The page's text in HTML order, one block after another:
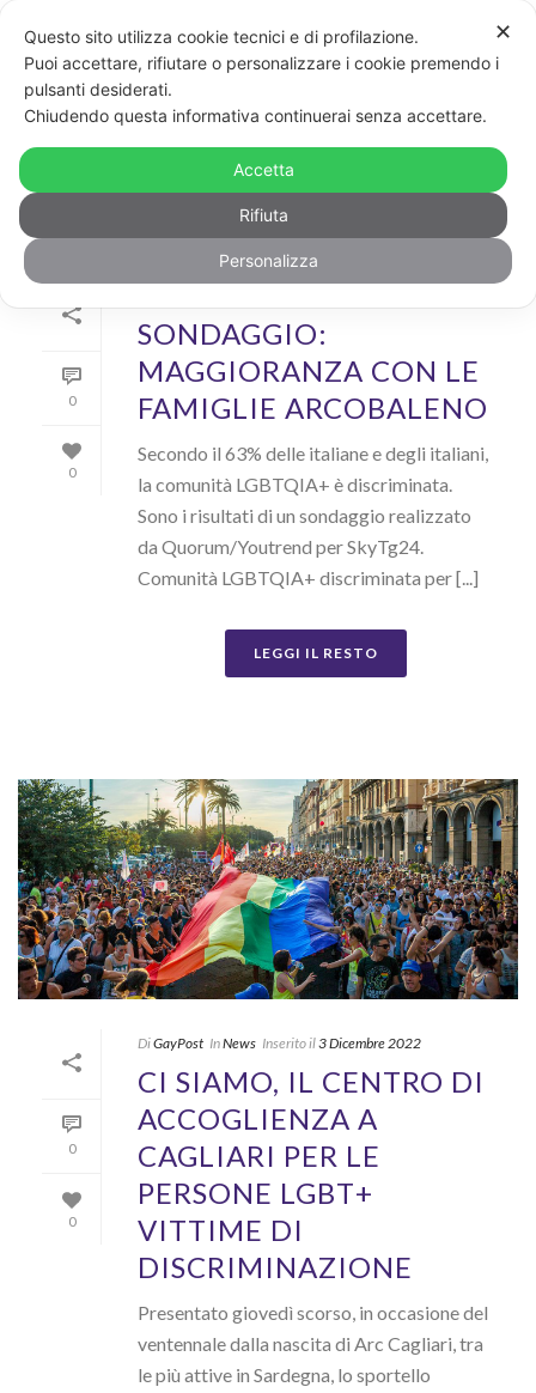
ARCHIVIO
Archivi Tag per: "discriminazioni"
0
0
SONDAGGIO:
MAGGIORANZA CON LE
FAMIGLIE ARCOBALENO
Secondo il 63% delle italiane e degli italiani,
la comunità LGBTQIA+ è discriminata.
Sono i risultati di un sondaggio realizzato
da Quorum/Youtrend per SkyTg24.
Comunità LGBTQIA+ discriminata per [...]
LEGGI IL RESTO
0
0
DiGayPost InNews Inserito il3 Dicembre 2022
CI SIAMO, IL CENTRO DI
ACCOGLIENZA A
CAGLIARI PER LE
PERSONE LGBT+
VITTIME DI
DISCRIMINAZIONE
Presentato giovedì scorso, in occasione del
ventennale dalla nascita di Arc Cagliari, tra
le più attive in Sardegna, lo sportello
✕
Questo sito utilizza cookie tecnici e di profilazione.
Puoi accettare, rifiutare o personalizzare i cookie premendo i
pulsanti desiderati.
Chiudendo questa informativa continuerai senza accettare.
Accetta
Rifiuta
Personalizza